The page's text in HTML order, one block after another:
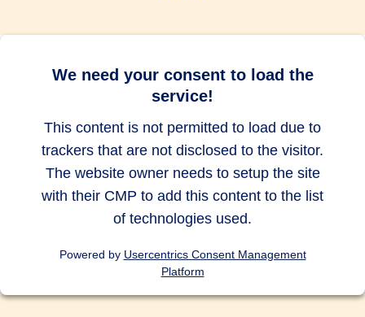
bis zu 500
Auslandsreise Assistance
und/oder Ehe-/Lebenspartner
We need your consent to load the
service!
This content is not permitted to load due to
trackers that are not disclosed to the visitor.
The website owner needs to setup the site
with their CMP to add this content to the list
of technologies used.
Powered by Usercentrics Consent Management
Platform